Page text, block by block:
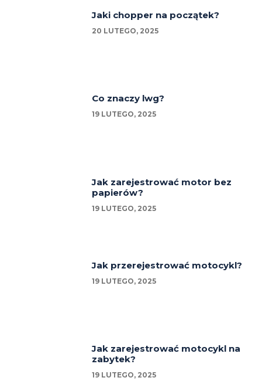
Jaki chopper na początek?
20 LUTEGO, 2025
Co znaczy lwg?
19 LUTEGO, 2025
Jak zarejestrować motor bez
papierów?
19 LUTEGO, 2025
Jak przerejestrować motocykl?
19 LUTEGO, 2025
Jak zarejestrować motocykl na
zabytek?
19 LUTEGO, 2025